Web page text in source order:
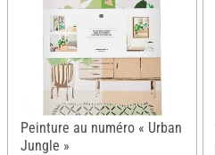
Peinture au numéro « Urban
Jungle »